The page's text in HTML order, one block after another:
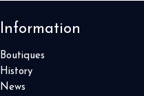
Information
Boutiques
History
News